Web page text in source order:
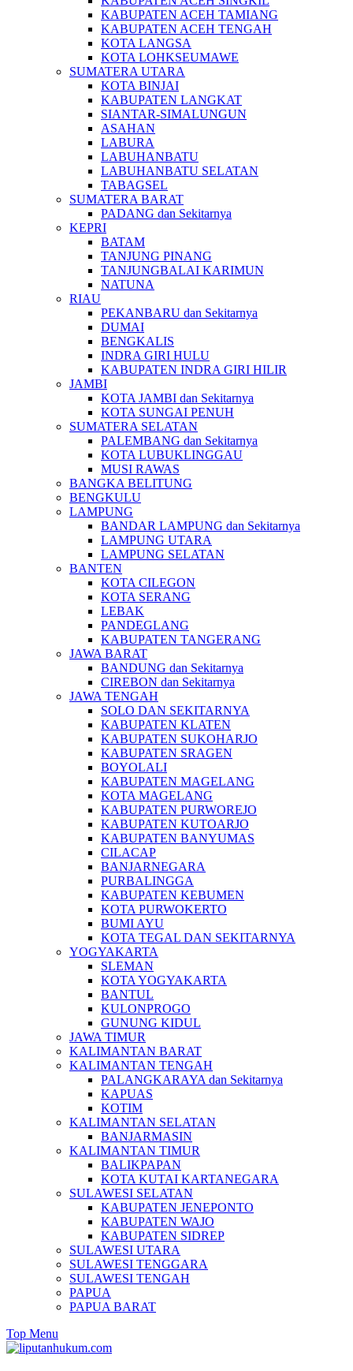
KABUPATEN ACEH TAMIANG
KABUPATEN ACEH TENGAH
KOTA LANGSA
KOTA LOHKSEUMAWE
SUMATERA UTARA
KOTA BINJAI
KABUPATEN LANGKAT
SIANTAR-SIMALUNGUN
ASAHAN
LABURA
LABUHANBATU
LABUHANBATU SELATAN
TABAGSEL
SUMATERA BARAT
PADANG dan Sekitarnya
KEPRI
BATAM
TANJUNG PINANG
TANJUNGBALAI KARIMUN
NATUNA
RIAU
PEKANBARU dan Sekitarnya
DUMAI
BENGKALIS
INDRA GIRI HULU
KABUPATEN INDRA GIRI HILIR
JAMBI
KOTA JAMBI dan Sekitarnya
KOTA SUNGAI PENUH
SUMATERA SELATAN
PALEMBANG dan Sekitarnya
KOTA LUBUKLINGGAU
MUSI RAWAS
BANGKA BELITUNG
BENGKULU
LAMPUNG
BANDAR LAMPUNG dan Sekitarnya
LAMPUNG UTARA
LAMPUNG SELATAN
BANTEN
KOTA CILEGON
KOTA SERANG
LEBAK
PANDEGLANG
KABUPATEN TANGERANG
JAWA BARAT
BANDUNG dan Sekitarnya
CIREBON dan Sekitarnya
JAWA TENGAH
SOLO DAN SEKITARNYA
KABUPATEN KLATEN
KABUPATEN SUKOHARJO
KABUPATEN SRAGEN
BOYOLALI
KABUPATEN MAGELANG
KOTA MAGELANG
KABUPATEN PURWOREJO
KABUPATEN KUTOARJO
KABUPATEN BANYUMAS
CILACAP
BANJARNEGARA
PURBALINGGA
KABUPATEN KEBUMEN
KOTA PURWOKERTO
BUMI AYU
KOTA TEGAL DAN SEKITARNYA
YOGYAKARTA
SLEMAN
KOTA YOGYAKARTA
BANTUL
KULONPROGO
GUNUNG KIDUL
JAWA TIMUR
KALIMANTAN BARAT
KALIMANTAN TENGAH
PALANGKARAYA dan Sekitarnya
KAPUAS
KOTIM
KALIMANTAN SELATAN
BANJARMASIN
KALIMANTAN TIMUR
BALIKPAPAN
KOTA KUTAI KARTANEGARA
SULAWESI SELATAN
KABUPATEN JENEPONTO
KABUPATEN WAJO
KABUPATEN SIDREP
SULAWESI UTARA
SULAWESI TENGGARA
SULAWESI TENGAH
PAPUA
PAPUA BARAT
Top Menu